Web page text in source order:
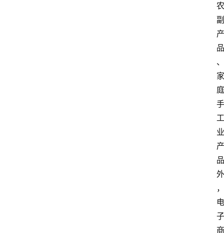
农
副
产
品
、
家
庭
手
工
业
产
品
外
，
电
子
商